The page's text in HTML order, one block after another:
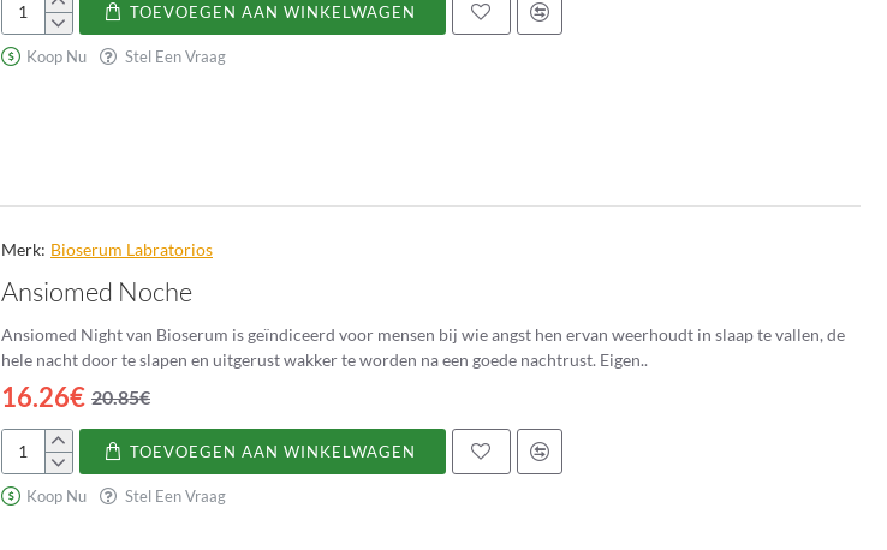
Gluta
Int
TOEVOEGEN AAN WINKELWAGEN
Koop Nu Stel Een Vraag
Merk: Bioserum Labratorios
Ansiomed Noche
Ansiomed Night van Bioserum is geïndiceerd voor mensen bij wie angst hen ervan weerhoudt in slaap te vallen, de
hele nacht door te slapen en uitgerust wakker te worden na een goede nachtrust. Eigen..
16.26€ 20.85€
Ansiomed
Noche
TOEVOEGEN AAN WINKELWAGEN
Koop Nu Stel Een Vraag